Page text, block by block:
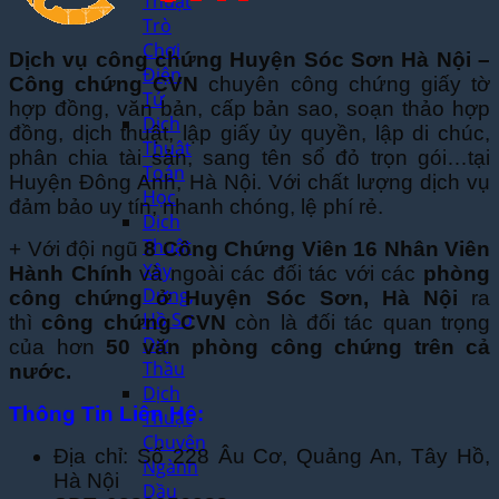
Trò
Chơi
Điện
Tử
Dịch
Thuật
Toán
Học
Dịch
Thuật
Xây
Dựng,
Hồ Sơ
Dự
Thầu
Dịch
Thuật
Chuyên
Ngành
Dầu
Dịch vụ công chứng Huyện Sóc Sơn Hà Nội –
Công chứng CVN chuyên công chứng giấy tờ
hợp đồng, văn bản, cấp bản sao, soạn thảo hợp
đồng, dịch thuật, lập giấy ủy quyền, lập di chúc,
phân chia tài sản, sang tên sổ đỏ trọn gói…tại
Huyện Đông Anh, Hà Nội. Với chất lượng dịch vụ
đảm bảo uy tín, nhanh chóng, lệ phí rẻ.
+ Với đội ngũ8 Công Chứng Viên 16 Nhân Viên
Hành Chính và ngoài các đối tác với các phòng
công chứng ở Huyện Sóc Sơn, Hà Nội ra
thì công chứng CVN còn là đối tác quan trọng
của hơn 50 văn phòng công chứng trên cả
nước.
Thông Tin Liên Hệ:
Địa chỉ: Số 228 Âu Cơ, Quảng An, Tây Hồ,
Hà Nội